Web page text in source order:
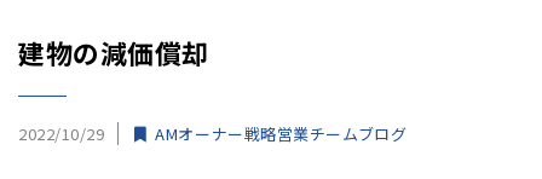
お問い合わせ
建物の減価償却
2022/10/29 AMオーナー戦略営業チームブログ